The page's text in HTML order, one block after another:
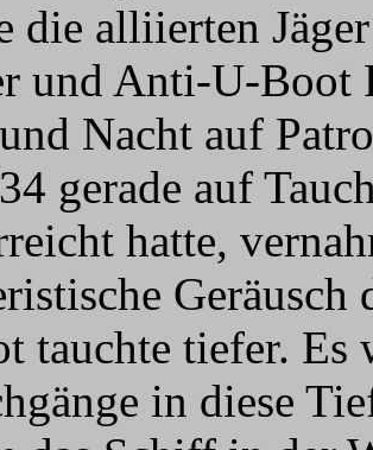
die alliierten
und Anti-U-Boot
Nacht auf
gerade auf
hatte,
Geräusch
tauchte tiefer.
in diese